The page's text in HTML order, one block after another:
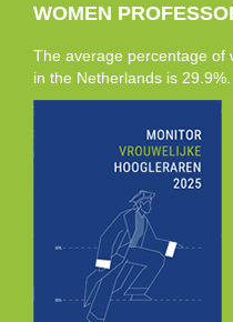
WOMEN
The average percentage of
in the Netherlands is 29.9%.